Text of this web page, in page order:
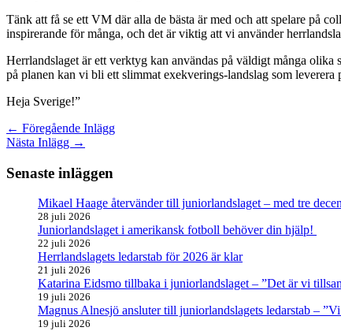
Tänk att få se ett VM där alla de bästa är med och att spelare på
inspirerande för många, och det är viktig att vi använder
Herrlandslaget är ett verktyg kan användas på väldigt många
på planen kan vi bli ett slimmat exekverings-landslag som
Heja Sverige!”
← Föregående Inlägg
Nästa Inlägg →
Senaste inläggen
Mikael Haage återvänder till juniorlandslaget – med tre
28 juli 2026
Juniorlandslaget i amerikansk fotboll behöver din hjälp!
22 juli 2026
Herrlandslagets ledarstab för 2026 är klar
21 juli 2026
Katarina Eidsmo tillbaka i juniorlandslaget – ”Det är vi
19 juli 2026
Magnus Alnesjö ansluter till juniorlandslagets ledarstab –
19 juli 2026